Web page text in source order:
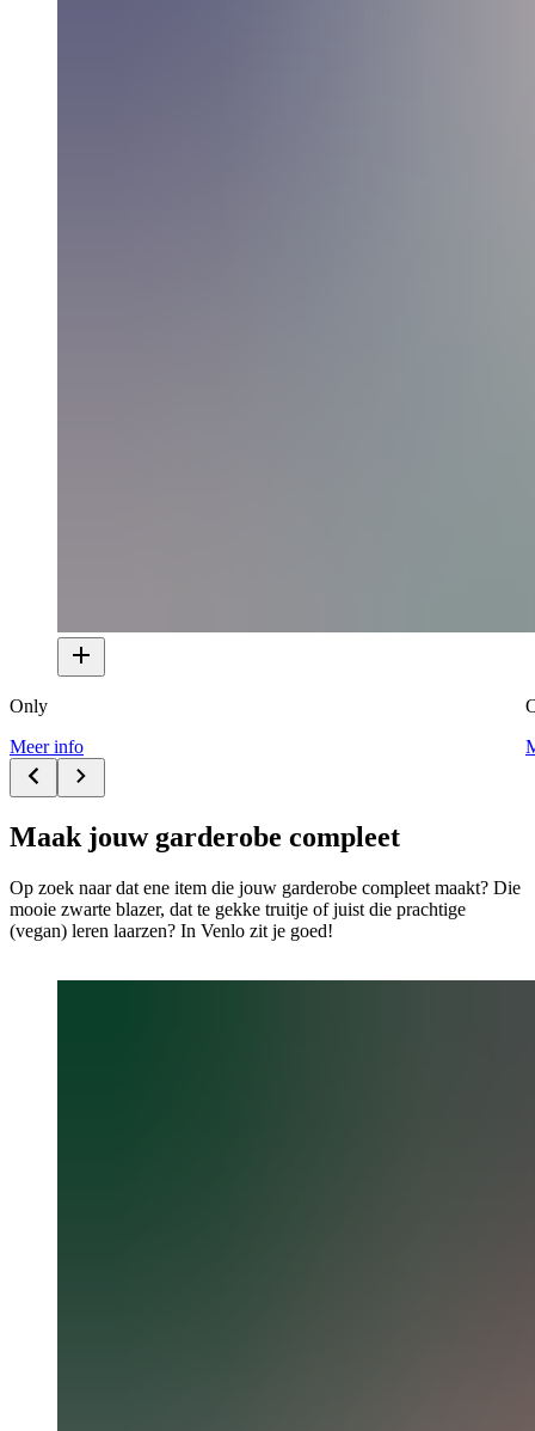
Only
Meer info
Maak jouw garderobe compleet
Op zoek naar dat ene item die jouw garderobe compleet maakt? Die
mooie zwarte blazer, dat te gekke truitje of juist die prachtige
(vegan) leren laarzen? In Venlo zit je goed!